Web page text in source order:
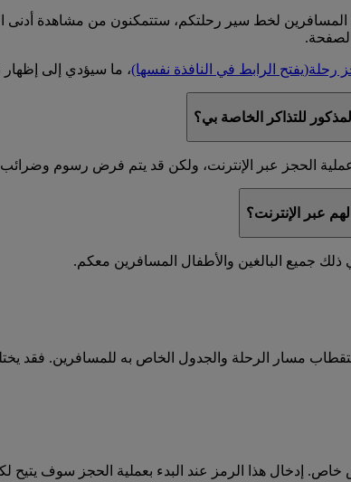
المسافرين لخط سير رحلتكم، ستتمكنون من مشاهدة
رحلة(يفتح الرابط في النافذة نفسها)، ما سيؤدي إلى إظهار
للتذاكر الخاصة بي؟
الحجز عبر الإنترنت، ولكن قد يتم فرض رسوم وضرائب
عبر الإنترنت؟
مسار الرحلة والجدول الخاص به للمسافرين. فقد
إدخال هذا الرمز عند البدء بعملية الحجز سوف يتيح